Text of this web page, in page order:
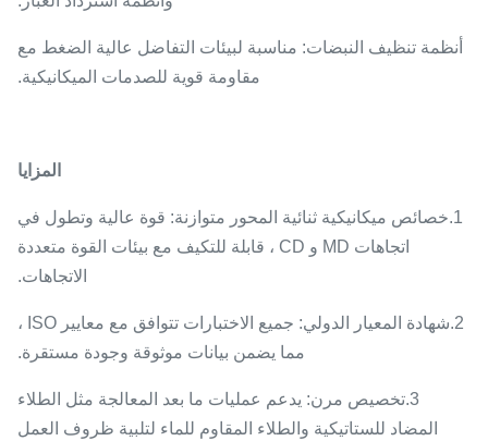
أنظمة تنظيف النبضات: مناسبة لبيئات التفاضل عالية الضغط مع
مقاومة قوية للصدمات الميكانيكية.
المزايا
1. خصائص ميكانيكية ثنائية المحور متوازنة: قوة عالية وتطول في
اتجاهات MD و CD ، قابلة للتكيف مع بيئات القوة متعددة
الاتجاهات.
2.
شهادة المعيار الدولي: جميع الاختبارات تتوافق مع معايير ISO ،
مما يضمن بيانات موثوقة وجودة مستقرة.
3. تخصيص مرن: يدعم عمليات ما بعد المعالجة مثل الطلاء
المضاد للستاتيكية والطلاء المقاوم للماء لتلبية ظروف العمل